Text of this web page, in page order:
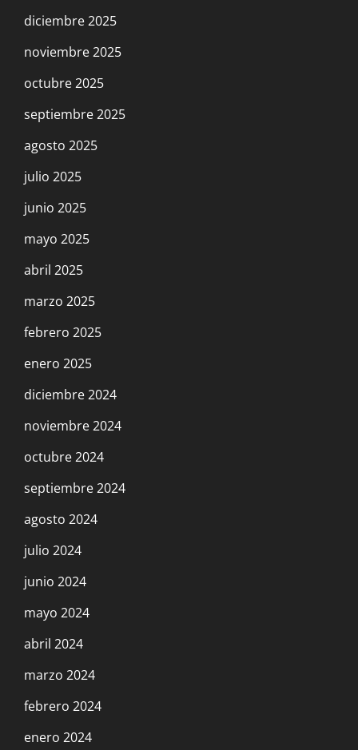
diciembre 2025
noviembre 2025
octubre 2025
septiembre 2025
agosto 2025
julio 2025
junio 2025
mayo 2025
abril 2025
marzo 2025
febrero 2025
enero 2025
diciembre 2024
noviembre 2024
octubre 2024
septiembre 2024
agosto 2024
julio 2024
junio 2024
mayo 2024
abril 2024
marzo 2024
febrero 2024
enero 2024